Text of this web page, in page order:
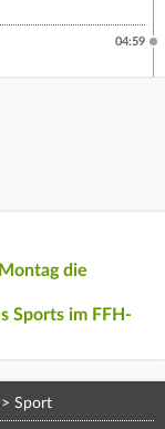
04:59
die
Sports im FFH-
Sport